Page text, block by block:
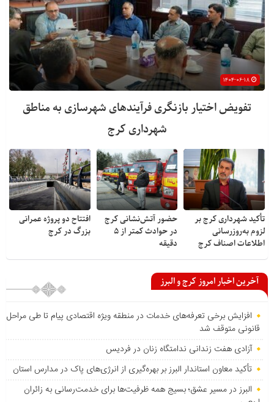
تفویض اختیار بازنگری فرآیندهای شهرسازی به مناطق
شهرداری کرج
تأکید شهرداری کرج بر
لزوم به‌روزرسانی
اطلاعات اصناف کرج
حضور آتش‌نشانی کرج
در حوادث کمتر از ۵
دقیقه
افتتاح دو پروژه عمرانی
بزرگ در کرج
آخرین اخبار امروز کرج و البرز
افزایش برخی تعرفه‌های خدمات در منطقه ویژه اقتصادی پیام تا طی مراحل
قانونی متوقف شد
آزادی هفت زندانی ندامتگاه زنان در فردیس
تأکید معاون استاندار البرز بر بهره‌گیری از انرژی‌های پاک در مدارس استان
البرز در مسیر عشق؛ بسیج همه ظرفیت‌ها برای خدمت‌رسانی به زائران